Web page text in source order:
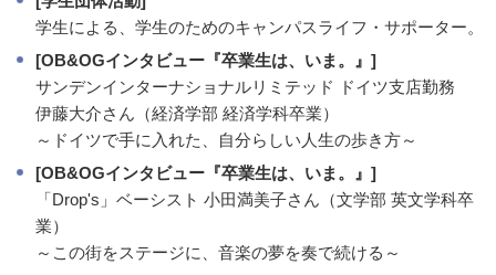
学生による、学生のためのキャンパスライフ・サポーター。
[OB&OGインタビュー『卒業生は、いま。』]
サンデンインターナショナルリミテッド ドイツ支店勤務
伊藤大介さん（経済学部 経済学科卒業）
～ドイツで手に入れた、自分らしい人生の歩き方～
[OB&OGインタビュー『卒業生は、いま。』]
「Drop's」ベーシスト 小田満美子さん（文学部 英文学科卒
業）
～この街をステージに、音楽の夢を奏で続ける～